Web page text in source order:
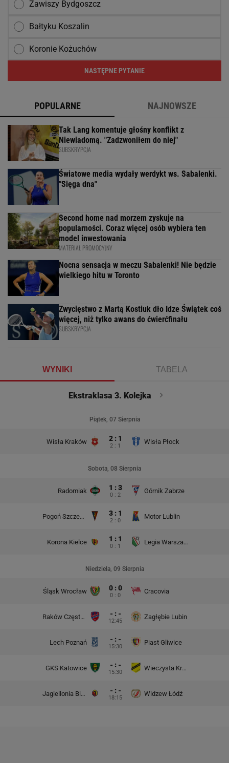
Zawiszy Bydgoszcz
Bałtyku Koszalin
Koronie Kożuchów
NASTĘPNE PYTANIE
POPULARNE NAJNOWSZE
Tak Lang komentuje głośny konflikt z
Niewiadomą. "Zadzwoniłem do niej"
SUBSKRYPCJA
Światowe media wydały werdykt ws. Sabalenki.
"Sięga dna"
Second home nad morzem zyskuje na
popularności. Coraz więcej osób wybiera ten
model inwestowania
MATERIAŁ PROMOCYJNY
Nocna sensacja w meczu Sabalenki! Nie będzie
wielkiego hitu w Toronto
Zwycięstwo z Martą Kostiuk dło Idze Świątek coś
więcej, niż tylko awans do ćwierćfinału
SUBSKRYPCJA
WYNIKI TABELA
Ekstraklasa 3. Kolejka
Piątek, 07 Sierpnia
Wisła Kraków 2 : 1
2 : 1
Wisła Płock
Sobota, 08 Sierpnia
Radomiak 1 : 3
0 : 2
Górnik Zabrze
Pogoń Szczecin 3 : 1
2 : 0
Motor Lublin
Korona Kielce 1 : 1
0 : 1
Legia Warszawa
Niedziela, 09 Sierpnia
Śląsk Wrocław 0 : 0
0 : 0
Cracovia
Raków Częstochowa - : -
12:45
Zagłębie Lubin
Lech Poznań - : -
15:30
Piast Gliwice
GKS Katowice - : -
15:30
Wieczysta Kraków
Jagiellonia Białystok - : -
18:15
Widzew Łódź